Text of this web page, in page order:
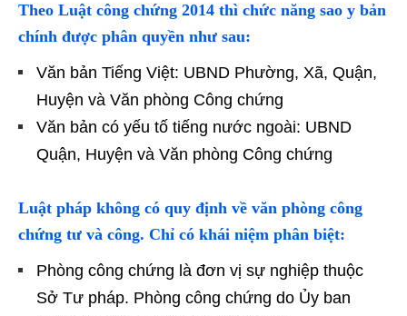
Theo Luật công chứng 2014 thì chức năng sao y bản
chính được phân quyền như sau:
Văn bản Tiếng Việt: UBND Phường, Xã, Quận,
Huyện và Văn phòng Công chứng
Văn bản có yếu tố tiếng nước ngoài: UBND
Quận, Huyện và Văn phòng Công chứng
Luật pháp không có quy định về văn phòng công
chứng tư và công. Chỉ có khái niệm phân biệt:
Phòng công chứng là đơn vị sự nghiệp thuộc
Sở Tư pháp. Phòng công chứng do Ủy ban